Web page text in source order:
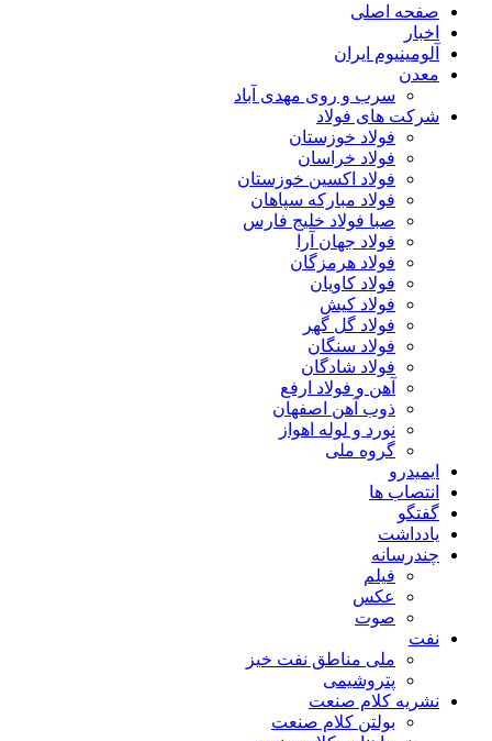
صفحه اصلی
اخبار
آلومینیوم ایران
معدن
سرب و روی مهدی آباد
شرکت های فولاد
فولاد خوزستان
فولاد خراسان
فولاد اکسین خوزستان
فولاد مبارکه سپاهان
صبا فولاد خلیج فارس
فولاد جهان آرا
فولاد هرمزگان
فولاد کاویان
فولاد کیش
فولاد گل گهر
فولاد سنگان
فولاد شادگان
آهن و فولاد ارفع
ذوب آهن اصفهان
نورد و لوله اهواز
گروه ملی
ایمیدرو
انتصاب ها
گفتگو
یادداشت
چندرسانه
فیلم
عکس
صوت
نفت
ملی مناطق نفت خیز
پتروشیمی
نشریه کلام صنعت
بولتن کلام صنعت